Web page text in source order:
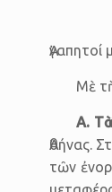
Ἀγαπητοί
Μὲ
Α.
Ἀθήνας.
τῶν